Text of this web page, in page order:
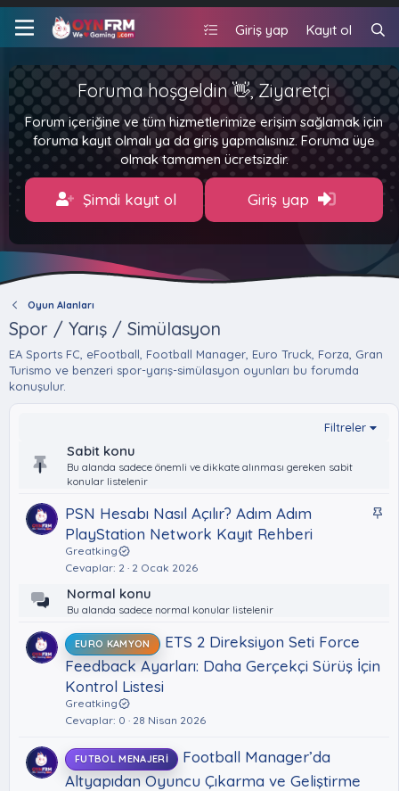
Giriş yap Kayıt ol
Foruma hoşgeldin 👋, Ziyaretçi
Forum içeriğine ve tüm hizmetlerimize erişim sağlamak için
foruma kayıt olmalı ya da giriş yapmalısınız. Foruma üye
olmak tamamen ücretsizdir.
Şimdi kayıt ol Giriş yap
Oyun Alanları
Spor / Yarış / Simülasyon
EA Sports FC, eFootball, Football Manager, Euro Truck, Forza, Gran
Turismo ve benzeri spor-yarış-simülasyon oyunları bu forumda
konuşulur.
Filtreler
Sabit konu
Bu alanda sadece önemli ve dikkate alınması gereken sabit
konular listelenir
S
PSN Hesabı Nasıl Açılır? Adım Adım
PlayStation Network Kayıt Rehberi
Greatking
Cevaplar 2 2 Ocak 2026
Normal konu
Bu alanda sadece normal konular listelenir
EURO KAMYON
ETS 2 Direksiyon Seti Force
Feedback Ayarları: Daha Gerçekçi Sürüş İçin
Kontrol Listesi
Greatking
Cevaplar 0 28 Nisan 2026
FUTBOL MENAJERI
Football Manager’da
Altyapıdan Oyuncu Çıkarma ve Geliştirme